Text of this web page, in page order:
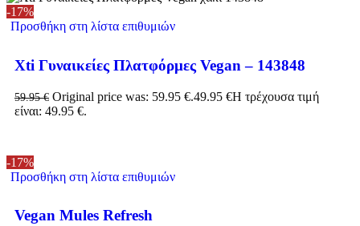
-17%
Προσθήκη στη λίστα επιθυμιών
Xti Γυναικείες Πλατφόρμες Vegan – 143848
59.95€ Original price was: 59.95 €.49.95 €Η τρέχουσα τιμή
είναι: 49.95 €.
-17%
Προσθήκη στη λίστα επιθυμιών
Vegan Mules Refresh